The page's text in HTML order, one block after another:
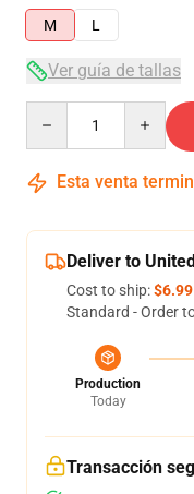
M
L
Ver guía de tallas
Esta venta
Deliver to
Cost to ship:$6.99
Standard - Order
Production
Today
Transacción